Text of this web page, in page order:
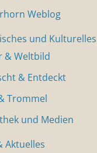
Weblog
und Kulturelles
& Weltbild
& Entdeckt
Trommel
und Medien
Aktuelles